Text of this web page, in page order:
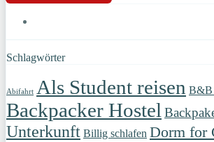
Schlagwörter
Abifahrt Als Student reisen B&B
Backpacker Hostel
Unterkunft Billig schlafen Dorm for